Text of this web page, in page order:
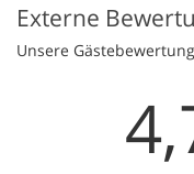
Externe
Unsere